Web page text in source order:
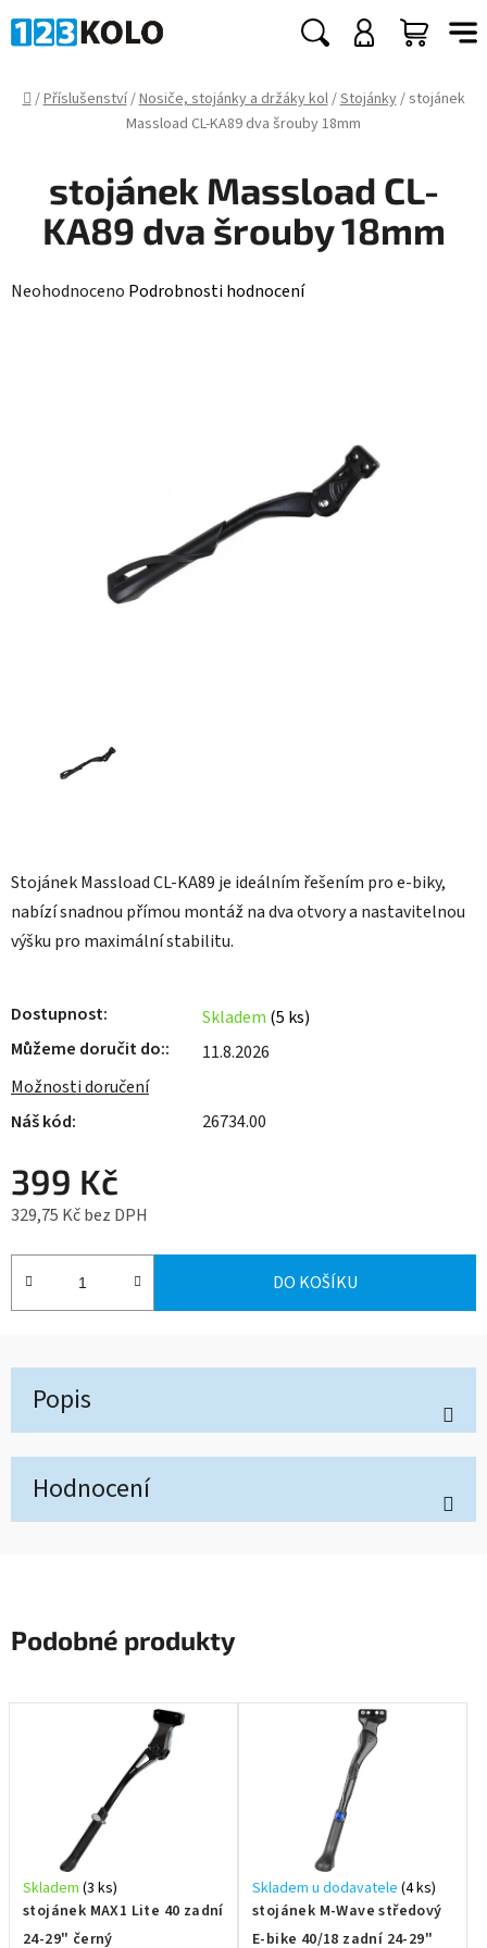
na
Hledat
KOŠÍK
Domů
/Příslušenství/Nosiče, stojánky a držáky kol/Stojánky/stojánek
Massload CL-KA89 dva šrouby 18mm
Stojánek Massload CL-KA89 je ideálním řešením pro e-biky,
nabízí snadnou přímou montáž na dva otvory a nastavitelnou
výšku pro maximální stabilitu.
Dostupnost Skladem (5 ks)
Můžeme doručit do:
11.8.2026
Možnosti doručení
26734.00
399 Kč
329,75 Kč bez DPH
Měrná cena:
DO KOŠÍKU
stojánek Massload CL-
KA89 dva šrouby 18mm
Průměrné
Neohodnoceno Podrobnosti hodnocení
Popis
Hodnocení
Podobné produkty
stojánek MAX1 Lite 40 zadní
24-29" černý
Skladem (3 ks)
stojánek M-Wave středový
E-bike 40/18 zadní 24-29"
Skladem u dodavatele (4 ks)